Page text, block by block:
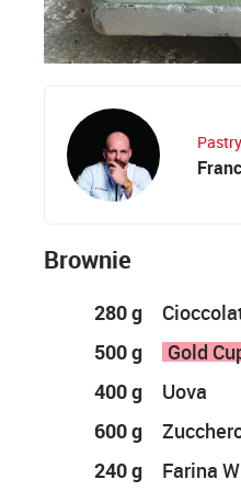
Brownie
280 g
500 g
Gold
400 g
Uova
600 g
240 g
Farina